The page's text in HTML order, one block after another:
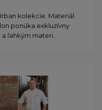
kolekcie. Materiál:
ponúka exkluzívny
ľahkým materi...